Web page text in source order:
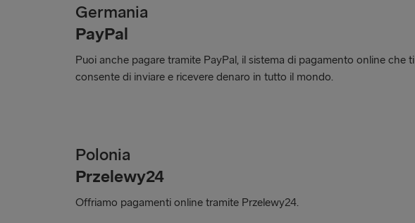
Germania
PayPal
Puoi anche pagare tramite PayPal, il sistema di pagamento online che ti
consente di inviare e ricevere denaro in tutto il mondo.
Polonia
Przelewy24
Offriamo pagamenti online tramite Przelewy24.